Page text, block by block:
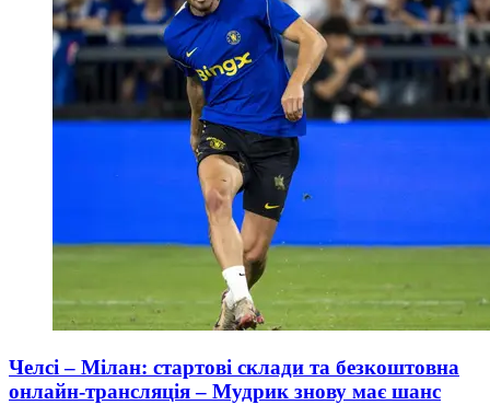
Челсі – Мілан: стартові склади та безкоштовна
онлайн-трансляція – Мудрик знову має шанс